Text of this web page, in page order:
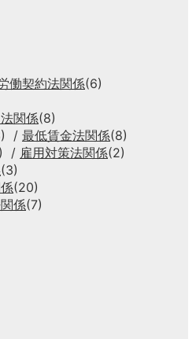
働契約法関係(6)
関係(8)
最低賃金法関係(8)
雇用対策法関係(2)
(3)
(20)
係(7)